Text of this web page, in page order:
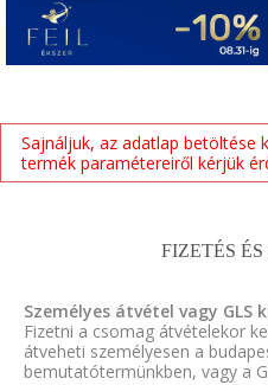
Sajnáljuk, az adatlap betöltése
termék paramétereiről kérjük
FIZETÉS
Személyes átvétel vagy GLS
Fizetni a csomag átvételekor
átveheti személyesen a
bemutatótermünkben, vagy a